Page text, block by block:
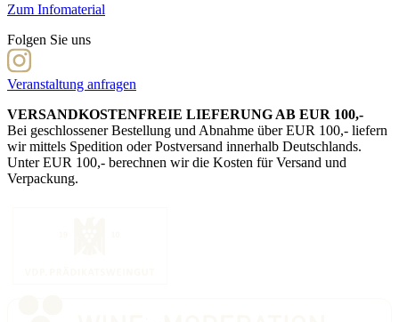
Zum Infomaterial
Folgen Sie uns
Veranstaltung anfragen
VERSANDKOSTENFREIE LIEFERUNG AB EUR 100,-
Bei geschlossener Bestellung und Abnahme über EUR 100,- liefern
wir mittels Spedition oder Postversand innerhalb Deutschlands.
Unter EUR 100,- berechnen wir die Kosten für Versand und
Verpackung.